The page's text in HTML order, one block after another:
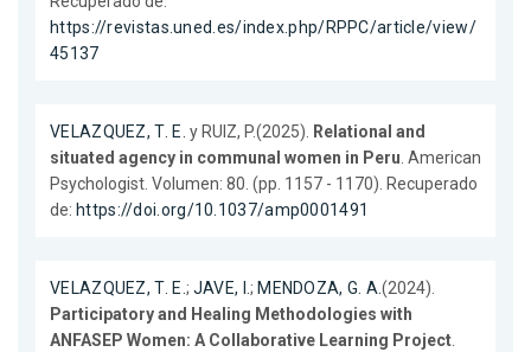
https://revistas.uned.es/index.php/RPPC/article/view/
45137
VELAZQUEZ, T. E. y RUIZ, P.(2025). Relational and
situated agency in communal women in Peru. American
Psychologist. Volumen: 80. (pp. 1157 - 1170). Recuperado
de: https://doi.org/10.1037/amp0001491
VELAZQUEZ, T. E.; JAVE, I.; MENDOZA, G. A.(2024).
Participatory and Healing Methodologies with
ANFASEP Women: A Collaborative Learning Project.